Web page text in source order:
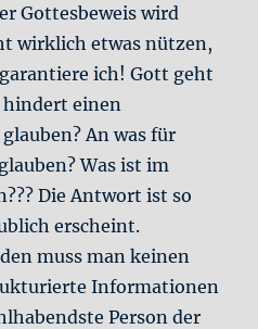
Gottesbeweis wird
wirklich etwas nützen,
ich! Gott geht
hindert einen
An was für
Was ist im
Die Antwort ist so
erscheint.
muss man keinen
Informationen
Person der